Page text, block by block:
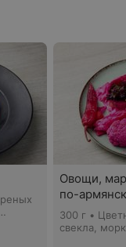
Овощи,
по-
300 г •
свекла,